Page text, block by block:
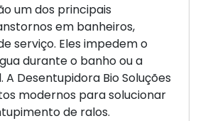
um dos principais
em banheiros,
serviço. Eles impedem o
durante o banho ou a
A Desentupidora Bio Soluções
modernos para solucionar
de ralos.